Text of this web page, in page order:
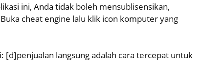
ini, Anda tidak boleh mensublisensikan,
cheat engine lalu klik icon komputer yang
[d]penjualan langsung adalah cara tercepat untuk